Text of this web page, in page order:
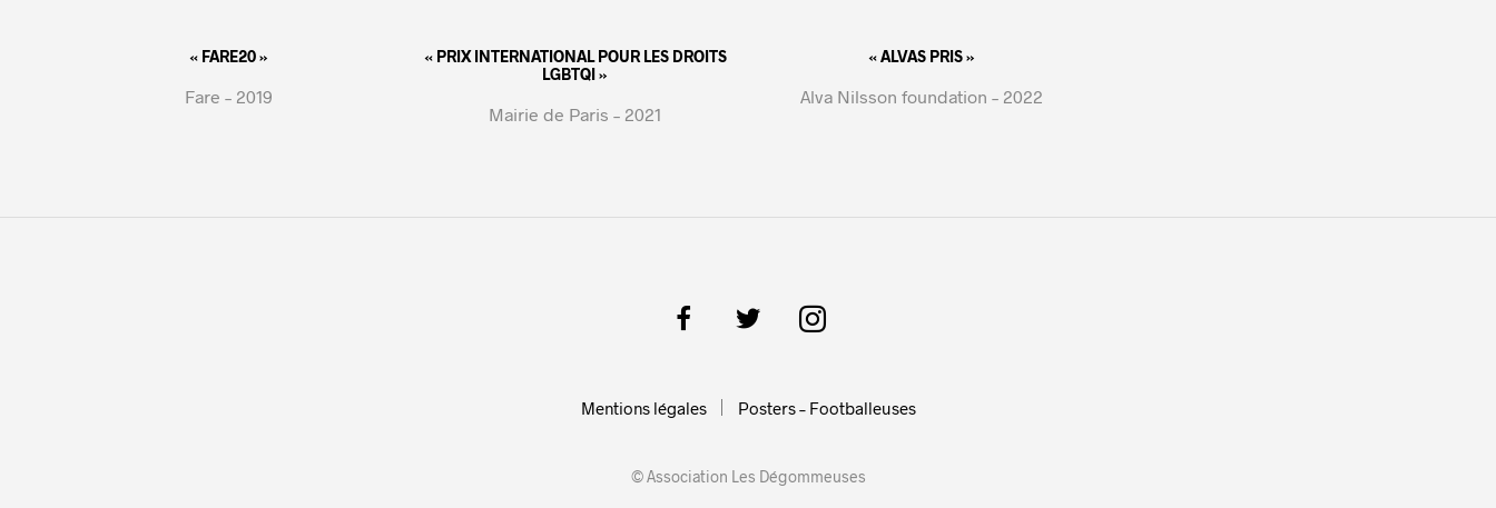
« FARE20 »
Fare – 2019
« PRIX INTERNATIONAL POUR LES DROITS
LGBTQI »
Mairie de Paris – 2021
« ALVAS PRIS »
Alva Nilsson foundation – 2022
Mentions légales Posters – Footballeuses
© Association Les Dégommeuses